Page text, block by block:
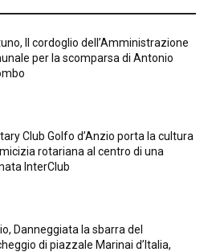
Il cordoglio dell’Amministrazione
per la scomparsa di Antonio
Club Golfo d’Anzio porta la cultura
rotariana al centro di una
InterClub
Danneggiata la sbarra del
di piazzale Marinai d’Italia,